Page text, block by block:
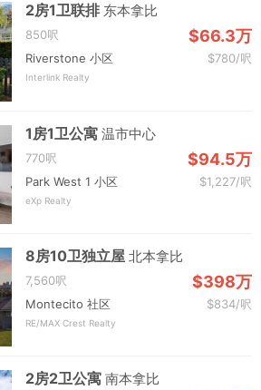
2房1卫联排 东本拿比
850呎 $66.3万
Riverstone 小区 $780/呎
Interlink Realty
1房1卫公寓温市中心
770呎 $94.5万
Park West 1 小区 $1,227/呎
eXp Realty
8房10卫独立屋北本拿比
7,560呎 $398万
Montecito 社区 $834/呎
RE/MAX Crest Realty
2房2卫公寓南本拿比